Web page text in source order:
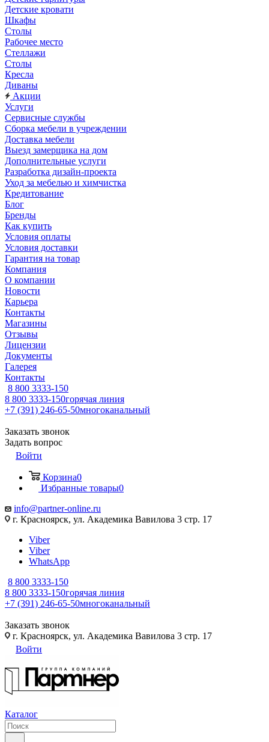
Детские кровати
Шкафы
Столы
Рабочее место
Стеллажи
Столы
Кресла
Диваны
Акции
Услуги
Сервисные службы
Сборка мебели в учреждении
Доставка мебели
Выезд замерщика на дом
Дополнительные услуги
Разработка дизайн-проекта
Уход за мебелью и химчистка
Кредитование
Блог
Бренды
Как купить
Условия оплаты
Условия доставки
Гарантия на товар
Компания
О компании
Новости
Карьера
Контакты
Магазины
Отзывы
Лицензии
Документы
Галерея
Контакты
8 800 3333-150
8 800 3333-150горячая линия
+7 (391) 246-65-50многоканальный
Заказать звонок
Задать вопрос
Войти
Корзина0
Избранные товары0
info@partner-online.ru
г. Красноярск, ул. Академика Вавилова 3 стр. 17
Viber
Viber
WhatsApp
8 800 3333-150
8 800 3333-150горячая линия
+7 (391) 246-65-50многоканальный
Заказать звонок
г. Красноярск, ул. Академика Вавилова 3 стр. 17
Войти
Каталог